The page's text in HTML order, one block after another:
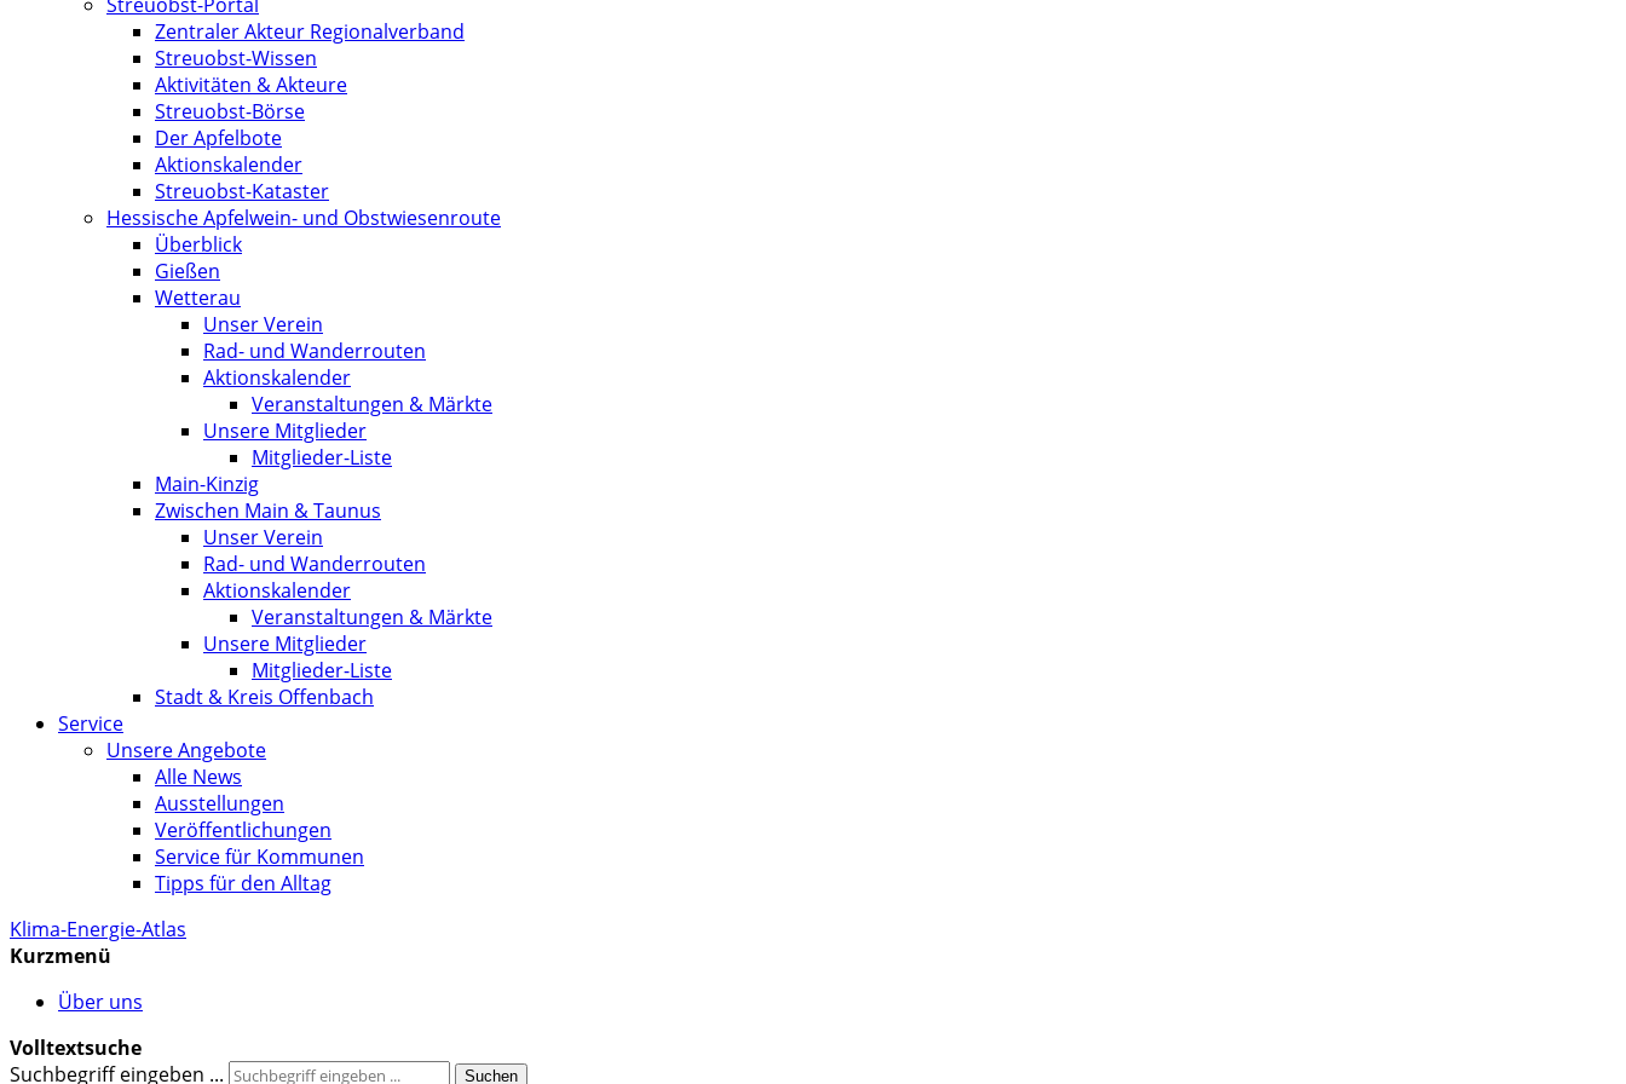
Zentraler Akteur Regionalverband
Streuobst-Wissen
Aktivitäten & Akteure
Streuobst-Börse
Der Apfelbote
Aktionskalender
Streuobst-Kataster
Hessische Apfelwein- und Obstwiesenroute
Überblick
Gießen
Wetterau
Unser Verein
Rad- und Wanderrouten
Aktionskalender
Veranstaltungen & Märkte
Unsere Mitglieder
Mitglieder-Liste
Main-Kinzig
Zwischen Main & Taunus
Unser Verein
Rad- und Wanderrouten
Aktionskalender
Veranstaltungen & Märkte
Unsere Mitglieder
Mitglieder-Liste
Stadt & Kreis Offenbach
Service
Unsere Angebote
Alle News
Ausstellungen
Veröffentlichungen
Service für Kommunen
Tipps für den Alltag
Klima-Energie-Atlas
Kurzmenü
Über uns
Volltextsuche
Suchbegriff eingeben ...
Suchen